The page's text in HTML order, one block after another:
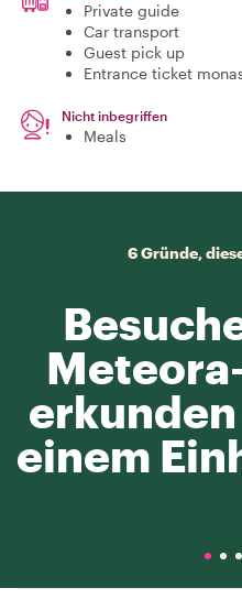
Private guide
Car transport
Guest pick up
Entrance ticket
Nicht inbegriffen
Meals
6 Gründe,
einem